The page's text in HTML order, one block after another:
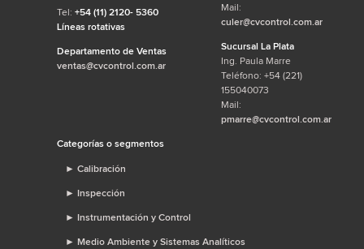
Tel: +54 (11) 2120- 5360
Líneas rotativas
Departamento de Ventas
ventas@cvcontrol.com.ar
Mail:
culer@cvcontrol.com.ar
Sucursal La Plata
Ing. Paula Marre
Teléfono: +54 (221)
155040073
Mail:
pmarre@cvcontrol.com.ar
Categorías o segmentos
► Calibración
► Inspección
► Instrumentación y Control
► Medio Ambiente y Sistemas Analíticos